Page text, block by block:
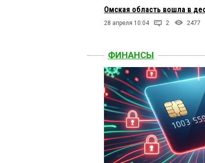
Омская область вошла в
28 апреля 10:04 2 2477
ФИНАНСЫ